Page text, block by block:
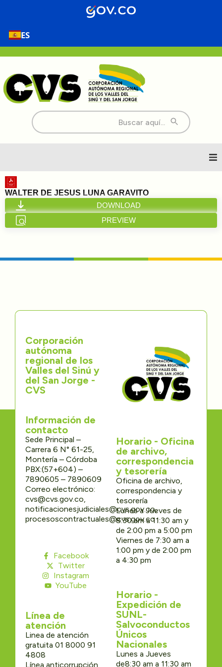
ES
Buscar:
Inicio
Nosotros
Transparencia
Participa
Trámites y Servicios
Contáctenos
WALTER DE JESUS LUNA GARAVITO
DOWNLOAD
PREVIEW
Corporación
autónoma
regional de los
Valles del Sinú y
del San Jorge -
CVS
Información de
contacto
Sede Principal –
Carrera 6 N° 61-25,
Montería – Córdoba
PBX:(57+604) –
7890605 – 7890609
Correo electrónico:
cvs@cvs.gov.co,
notificacionesjudiciales@cvs.gov.co,
procesoscontractuales@cvs.gov.co
Facebook
Twitter
Instagram
YouTube
Línea de
atención
Linea de atención
gratuita 01 8000 91
4808
Línea anticorrupción
Horario - Oficina
de archivo,
correspondencia
y tesorería
Oficina de archivo,
correspondencia y
tesorería
Lunes a Jueves de
8:30 am a 11:30 am y
de 2:00 pm a 5:00 pm
Viernes de 7:30 am a
1:00 pm y de 2:00 pm
a 4:30 pm
Horario -
Expedición de
SUNL-
Salvoconductos
Únicos
Nacionales
Lunes a Jueves
de8:30 am a 11:30 am